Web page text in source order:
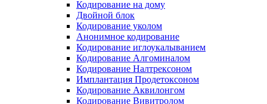
Кодирование на дому
Двойной блок
Кодирование уколом
Анонимное кодирование
Кодирование иглоукалыванием
Кодирование Алгоминалом
Кодирование Налтрексоном
Имплантация Продетоксоном
Кодирование Аквилонгом
Кодирование Вивитролом